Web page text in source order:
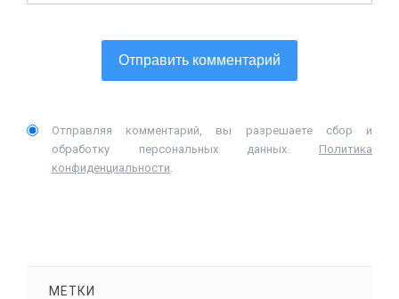
Отправляя комментарий, вы разрешаете сбор и
обработку персональных данных. Политика
конфиденциальности.
МЕТКИ